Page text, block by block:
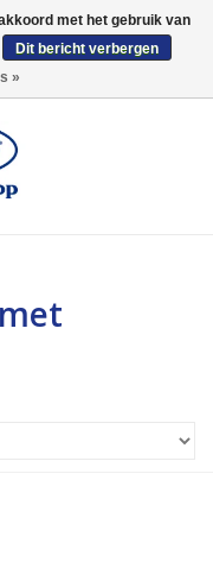
0 Artikelen - €0,00
met het gebruik van
Dit bericht verbergen
»